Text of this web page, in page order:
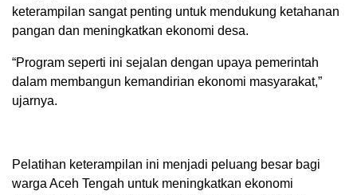
keterampilan sangat penting untuk mendukung ketahanan
pangan dan meningkatkan ekonomi desa.
“Program seperti ini sejalan dengan upaya pemerintah
dalam membangun kemandirian ekonomi masyarakat,”
ujarnya.
Pelatihan keterampilan ini menjadi peluang besar bagi
warga Aceh Tengah untuk meningkatkan ekonomi